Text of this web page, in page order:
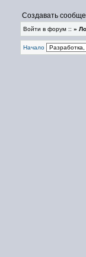
Создавать
Войти в форум :: »
Начало